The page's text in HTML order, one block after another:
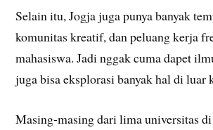
Selain itu, Jogja juga punya banyak
komunitas kreatif, dan peluang kerja
mahasiswa. Jadi nggak cuma dapet
juga bisa eksplorasi banyak hal di luar
Masing-masing dari lima universitas di